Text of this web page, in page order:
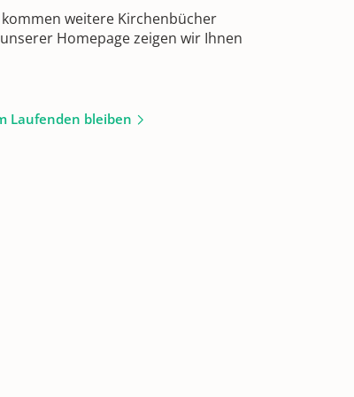
weitere Kirchenbücher
Homepage zeigen wir Ihnen
Laufenden bleiben